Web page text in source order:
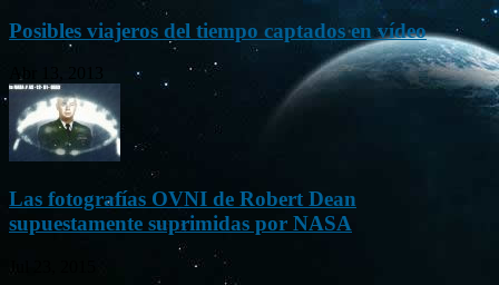
Posibles viajeros del tiempo captados en vídeo
Las fotografías OVNI de Robert Dean
supuestamente suprimidas por NASA